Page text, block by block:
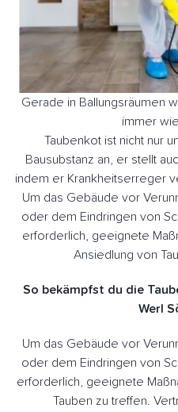
Gerade in Ballungsräumen
immer
Taubenkot ist nicht nur
Bausubstanz an, er stellt
indem er Krankheitserreger
Um das Gebäude vor
oder dem Eindringen von
erforderlich, geeignete
Ansiedlung von
So bekämpfst du die
Werl
Um das Gebäude vor
oder dem Eindringen von
erforderlich, geeignete
Tauben zu treffen.